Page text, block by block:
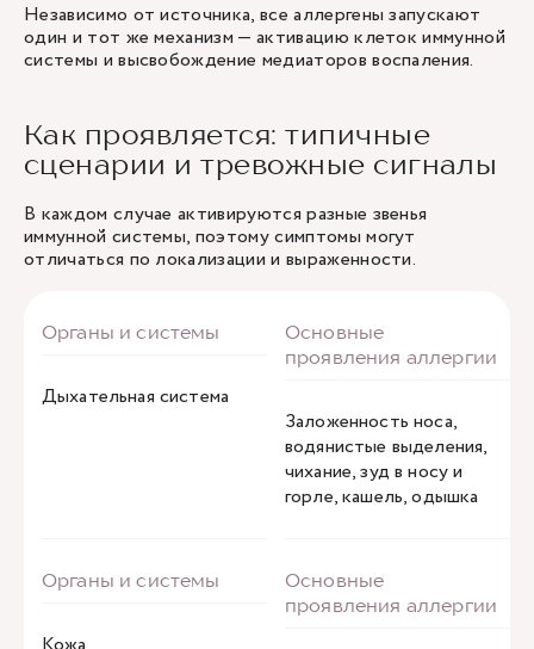
Независимо от источника, все аллергены запускают
один и тот же механизм — активацию клеток иммунной
системы и высвобождение медиаторов воспаления.
Как проявляется: типичные
сценарии и тревожные сигналы
В каждом случае активируются разные звенья
иммунной системы, поэтому симптомы могут
отличаться по локализации и выраженности.
Дыхательная система
Заложенность носа,
водянистые выделения,
чихание, зуд в носу и
горле, кашель, одышка